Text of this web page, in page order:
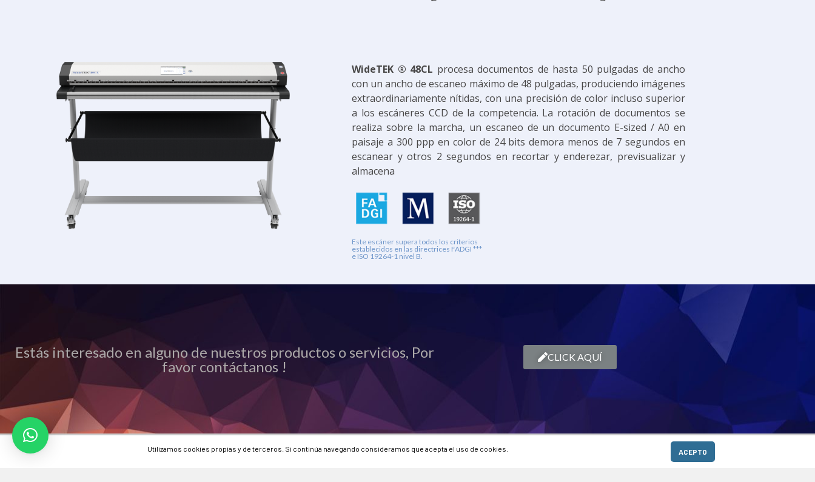
WideTEK ® 48CL procesa documentos de hasta 50 pulgadas de ancho
con un ancho de escaneo máximo de 48 pulgadas, produciendo imágenes
extraordinariamente nítidas, con una precisión de color incluso superior
a los escáneres CCD de la competencia. La rotación de documentos se
realiza sobre la marcha, un escaneo de un documento E-sized / A0 en
paisaje a 300 ppp en color de 24 bits demora menos de 7 segundos en
escanear y otros 2 segundos en recortar y enderezar, previsualizar y
almacena
Este escáner supera todos los criterios
establecidos en las directrices FADGI ***
e ISO 19264-1 nivel B.
Estás interesado en alguno de nuestros productos o servicios, Por
favor contáctanos !
CLICK AQUÍ
Políticas de Privacidad Contacto
Utilizamos cookies propias y de terceros. Si continúa navegando consideramos que acepta el uso de cookies. ACEPTO